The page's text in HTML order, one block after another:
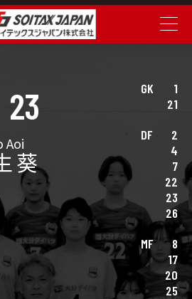
23
Aoi
葵
GK
1
21
DF
2
4
7
22
23
26
MF
8
17
20
25